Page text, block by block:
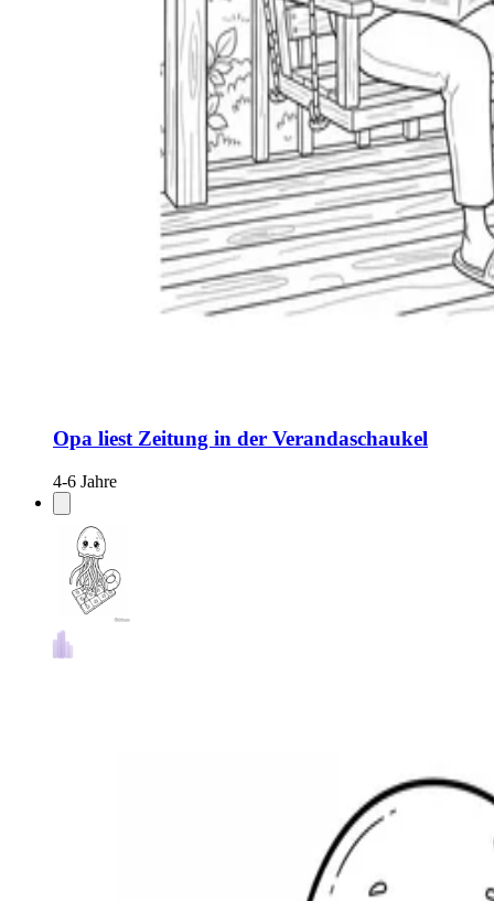
Opa liest Zeitung in der Verandaschaukel
4-6 Jahre